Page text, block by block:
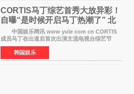
CORTIS马丁综艺首秀大放异彩！
自曝“是时候开启马丁热潮了” 北
美巡演火热进行中
中国娱乐网讯 www yule com cn CORTIS
成员马丁在出道后首次出演主流电视台综艺节
目，展现了多才多艺的魅力。 马丁出演了5日
播出的MBC《Radio Star》Fashion与Passion
之间，I&lsquo;m
韩国娱乐